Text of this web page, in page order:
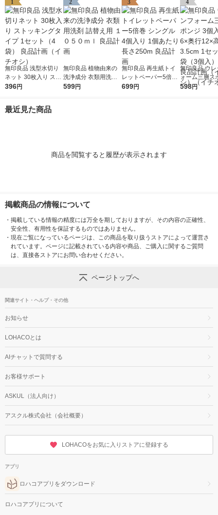
1
無印良品 浅型水切り
ネット 30枚入り スト
ッキングタイプ 1セッ
396円
2
無印良品 植物由来の
洗浄成分 衣類用洗剤
詰替え用 １０５０ｍ
599円
3
無印良品 再生紙トイ
レットペーパー5倍巻
シングル 4個入り 1個
699円
4
無印良品 ウレ
ォーム三層ス
個入 約幅6×
598円
最近見た商品
商品を閲覧すると履歴が表示されます
掲載商品の情報について
・ 掲載している情報の精度には万全を期しておりますが、その内容の正確性、
安全性、有用性を保証するものではありません。
・ 現在ご覧になっているページは、この商品を取り扱うストアによって運営さ
れています。ページに記載されている内容や商品、ご購入に関するご質問
は、直接各ストアにお問い合わせください。
ページトップへ
関連サイト・ヘルプ・その他
お知らせ
LOHACOとは
AIチャットで質問する
お客様サポート
ASKUL（法人向け）
アスクル株式会社（会社概要）
LOHACOをお気に入りストアに登録する
アプリ
ロハコアプリをダウンロード
ロハコアプリについて